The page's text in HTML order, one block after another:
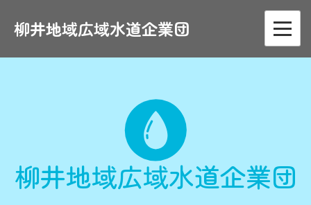
content
柳井地域広域水道企業団
柳井地域広域水道企業団